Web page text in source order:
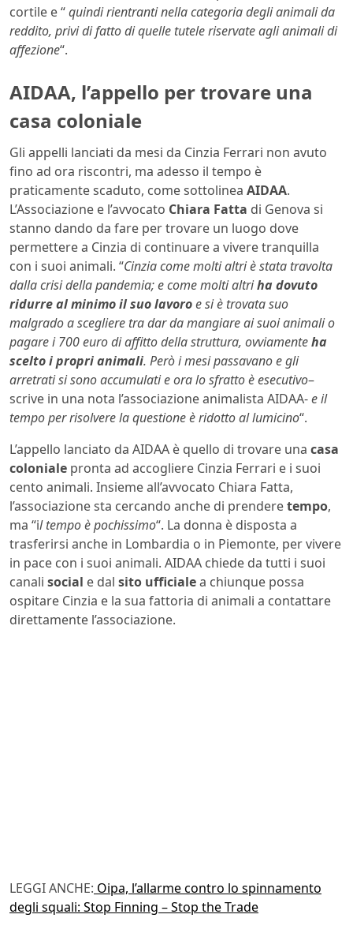
cortile e “quindi rientranti nella categoria degli animali da
reddito, privi di fatto di quelle tutele riservate agli animali di
affezione“.
AIDAA, l’appello per trovare una
casa coloniale
Gli appelli lanciati da mesi da Cinzia Ferrari non avuto
fino ad ora riscontri, ma adesso il tempo è
praticamente scaduto, come sottolinea AIDAA.
L’Associazione e l’avvocato Chiara Fatta di Genova si
stanno dando da fare per trovare un luogo dove
permettere a Cinzia di continuare a vivere tranquilla
con i suoi animali. “Cinzia come molti altri è stata travolta
dalla crisi della pandemia; e come molti altriha dovuto
ridurre al minimo il suo lavoroe si è trovata suo
malgrado a scegliere tra dar da mangiare ai suoi animali o
pagare i 700 euro di affitto della struttura, ovviamenteha
scelto i propri animali. Però i mesi passavano e gli
arretrati si sono accumulati e ora lo sfratto è esecutivo–
scrive in una nota l’associazione animalista AIDAA-e il
tempo per risolvere la questione è ridotto al lumicino“.
L’appello lanciato da AIDAA è quello di trovare una casa
coloniale pronta ad accogliere Cinzia Ferrari e i suoi
cento animali. Insieme all’avvocato Chiara Fatta,
l’associazione sta cercando anche di prenderetempo,
ma “il tempo è pochissimo“. La donna è disposta a
trasferirsi anche in Lombardia o in Piemonte, per vivere
in pace con i suoi animali. AIDAA chiede da tutti i suoi
canali social e dal sito ufficialea chiunque possa
ospitare Cinzia e la sua fattoria di animali a contattare
direttamente l’associazione.
LEGGI ANCHE: Oipa, l’allarme contro lo spinnamento
degli squali: Stop Finning – Stop the Trade